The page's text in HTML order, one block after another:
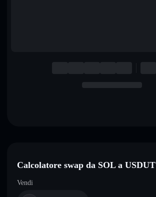
Calcolatore swap da SOL a USDUT
Vendi